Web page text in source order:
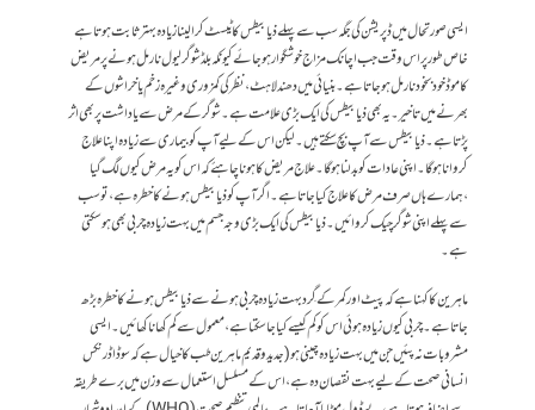
ایسی صورتحال میں ڈپریشن کی جگہ سب سے پہلے ذیابیطس کا ٹیسٹ کرالینا زیادہ بہتر ثابت ہوتا ہے
خاص طور پر اس وقت جب اچانک مزاج خوشگوار ہوجائے کیونکہ بلڈ شوگر لیول نارمل ہونے پر مریض
کا موڈ خودبخود نارمل ہوجاتا ہے۔بنیائی میں دھندلاہٹ،نظر کی کمزوری وغیرہ زخم یا خراشوں کے
بھرنے میں تاخیر۔یہ بھی ذیابیطس کی ایک بڑی علامت ہے ۔شوگر کے مرض سے یاداشت پر بھی اثر
پڑتا ہے ۔ ذیابیطس سے آپ بچ سکتے ہیں ۔لیکن اس کے لیے آپ کو بیماری سے زیادہ اپنا علاج
کروانا ہو گا ۔اپنی عادات کو بدلنا ہو گا۔ علاج مریض کا ہونا چاہئے کہ اس کو یہ مرض کیوں لگ گیا
،ہمارے ہاں صرف مرض کا علاج کیا جاتا ہے ۔ اگر آپ کو ذیابیطس ہونے کا خطرہ ہے ،تو سب
سے پہلے اپنی شوگر چیک کروائیں۔ذیابیطس کی ایک بڑی وجہ جسم میں بہت زیادہ چربی بھی ہو سکتی
ہے ۔
ماہرین کا کہناہے کہ پیٹ اور کمر کے گِرد بہت زیادہ چربی ہونے سے ذیابیطس ہونے کا خطرہ بڑھ
جاتا ہے ۔ چربی کیوں زیادہ ہوئی اس کو کم کیسے کیا جا سکتا ہے، معمول سے کم کھانا کھائیں۔ایسی
مشروبات نہ پئیں جن میں بہت زیادہ چینی ہو(جدید و قدیم ماہرین طب کا خیال ہے کہ سوڈا ڈرنکس
انسانی صحت کے لیے بہت نقصان دہ ہے ،اس کے مسلسل استعمال سے وزن میں برے طریقہ